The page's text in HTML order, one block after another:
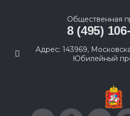
Общественная
8 (495)
Адрес: 143969,
Юбилейный